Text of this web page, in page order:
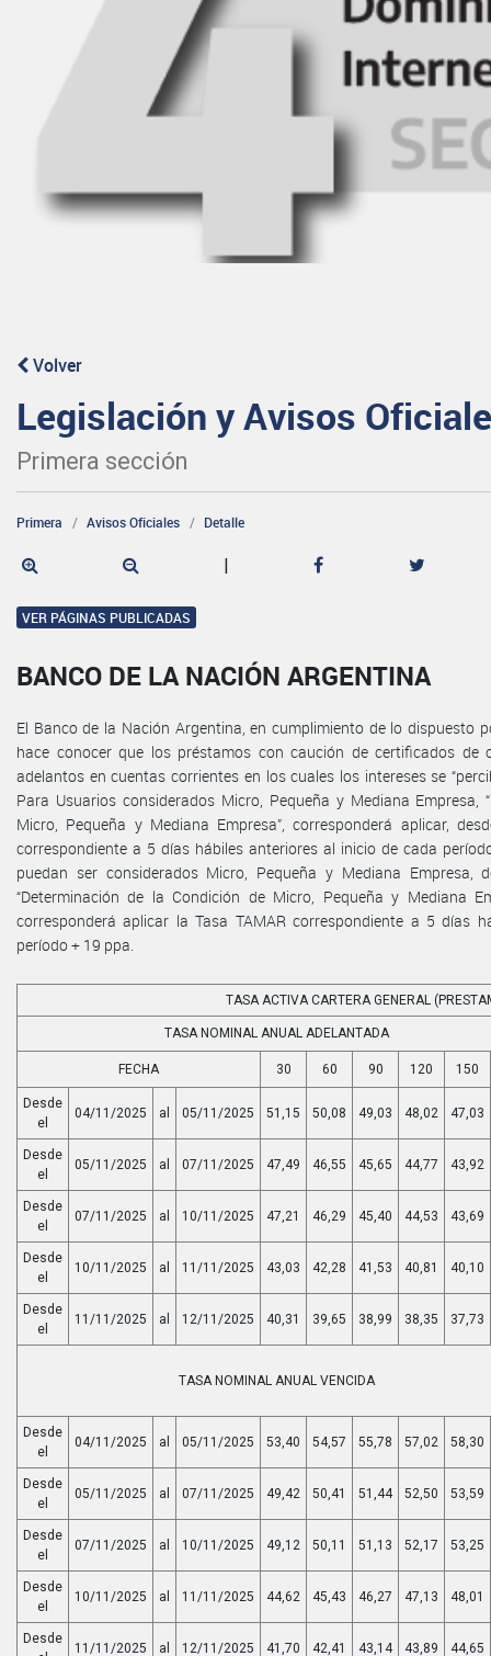
Volver
Legislación y Avisos
Primera sección
Primera Avisos Oficiales Detalle
|
VER PÁGINAS PUBLICADAS
BANCO DE LA NACIÓN ARGENTINA
El Banco de la Nación Argentina, en cumplimiento de lo dispuesto
hace conocer que los préstamos con caución de certificados
adelantos en cuentas corrientes en los cuales los intereses se
Para Usuarios considerados Micro, Pequeña y Mediana Empresa,
Micro, Pequeña y Mediana Empresa”, corresponderá aplicar,
correspondiente a 5 días hábiles anteriores al inicio de cada
puedan ser considerados Micro, Pequeña y Mediana
“Determinación de la Condición de Micro, Pequeña y Mediana
corresponderá aplicar la Tasa TAMAR correspondiente a 5 días
período + 19 ppa.
TASA ACTIVA CARTERA GENERAL
TASA NOMINAL ANUAL ADELANTADA
FECHA 30 60 90 120 150
Desde
el
04/11/2025 al 05/11/2025 51,15 50,08 49,03 48,02 47,03
Desde
el
05/11/2025 al 07/11/2025 47,49 46,55 45,65 44,77 43,92
Desde
el
07/11/2025 al 10/11/2025 47,21 46,29 45,40 44,53 43,69
Desde
el
10/11/2025 al 11/11/2025 43,03 42,28 41,53 40,81 40,10
Desde
el
11/11/2025 al 12/11/2025 40,31 39,65 38,99 38,35 37,73
TASA NOMINAL ANUAL VENCIDA
Desde
el
04/11/2025 al 05/11/2025 53,40 54,57 55,78 57,02 58,30
Desde
el
05/11/2025 al 07/11/2025 49,42 50,41 51,44 52,50 53,59
Desde
el
07/11/2025 al 10/11/2025 49,12 50,11 51,13 52,17 53,25
Desde
el
10/11/2025 al 11/11/2025 44,62 45,43 46,27 47,13 48,01
Desde
11/11/2025 al 12/11/2025 41,70 42,41 43,14 43,89 44,65